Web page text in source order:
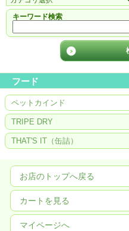
キーワード検索
フード
ペットカインド
TRIPE DRY
THAT'S IT（缶詰）
お店のトップへ戻る
カートを見る
マイページへ